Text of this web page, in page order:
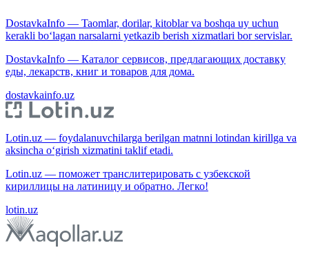
DostavkaInfo — Taomlar, dorilar, kitoblar va boshqa uy uchun
kerakli bo‘lagan narsalarni yetkazib berish xizmatlari bor servislar.
DostavkaInfo — Каталог сервисов, предлагающих доставку
еды, лекарств, книг и товаров для дома.
dostavkainfo.uz
Lotin.uz — foydalanuvchilarga berilgan matnni lotindan kirillga va
aksincha o‘girish xizmatini taklif etadi.
Lotin.uz — поможет транслитерировать с узбекской
кириллицы на латиницу и обратно. Легко!
lotin.uz